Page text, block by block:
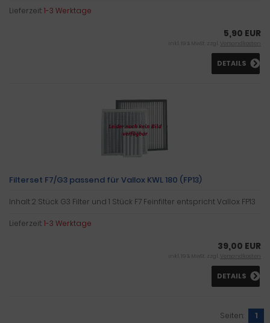
Lieferzeit:1-3 Werktage
5,90 EUR
inkl. 19 % MwSt. zzgl. Versandkosten
DETAILS
Filterset F7/G3 passend für Vallox KWL 180 (FP13)
Inhalt 2 Stück G3 Filter und 1 Stück F7 Feinfilter entspricht Vallox FP13
Lieferzeit:1-3 Werktage
39,00 EUR
inkl. 19 % MwSt. zzgl. Versandkosten
DETAILS
Seiten: 1